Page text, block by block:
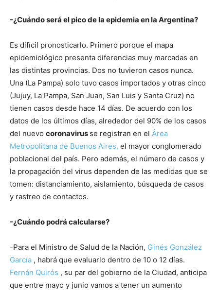
-¿Cuándo será el pico de la epidemia en la Argentina?
Es difícil pronosticarlo. Primero porque el mapa
epidemiológico presenta diferencias muy marcadas en
las distintas provincias. Dos no tuvieron casos nunca.
Una (La Pampa) solo tuvo casos importados y otras cinco
(Jujuy, La Pampa, San Juan, San Luis y Santa Cruz) no
tienen casos desde hace 14 días. De acuerdo con los
datos de los últimos días, alrededor del 90% de los casos
del nuevo coronavirus se registran en el Área
Metropolitana de Buenos Aires, el mayor conglomerado
poblacional del país. Pero además, el número de casos y
la propagación del virus dependen de las medidas que se
tomen: distanciamiento, aislamiento, búsqueda de casos
y rastreo de contactos.
-¿Cuándo podrá calcularse?
-Para el Ministro de Salud de la Nación, Ginés González
García , habrá que evaluarlo dentro de 10 o 12 días.
Fernán Quirós , su par del gobierno de la Ciudad, anticipa
que entre mayo y junio vamos a tener un aumento